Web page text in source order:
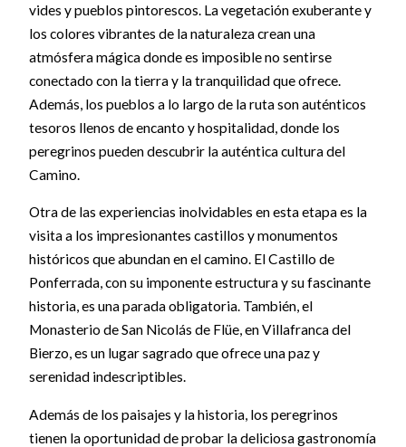
vides y pueblos pintorescos. La vegetación exuberante y
los colores vibrantes de la naturaleza crean una
atmósfera mágica donde es imposible no sentirse
conectado con la tierra y la tranquilidad que ofrece.
Además, los pueblos a lo largo de la ruta son auténticos
tesoros llenos de encanto y hospitalidad, donde los
peregrinos pueden descubrir la auténtica cultura del
Camino.
Otra de las experiencias inolvidables en esta etapa es la
visita a los impresionantes castillos y monumentos
históricos que abundan en el camino. El Castillo de
Ponferrada, con su imponente estructura y su fascinante
historia, es una parada obligatoria. También, el
Monasterio de San Nicolás de Flüe, en Villafranca del
Bierzo, es un lugar sagrado que ofrece una paz y
serenidad indescriptibles.
Además de los paisajes y la historia, los peregrinos
tienen la oportunidad de probar la deliciosa gastronomía